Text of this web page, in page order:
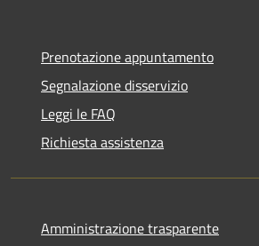
Prenotazione appuntamento
Segnalazione disservizio
Leggi le FAQ
Richiesta assistenza
Amministrazione trasparente